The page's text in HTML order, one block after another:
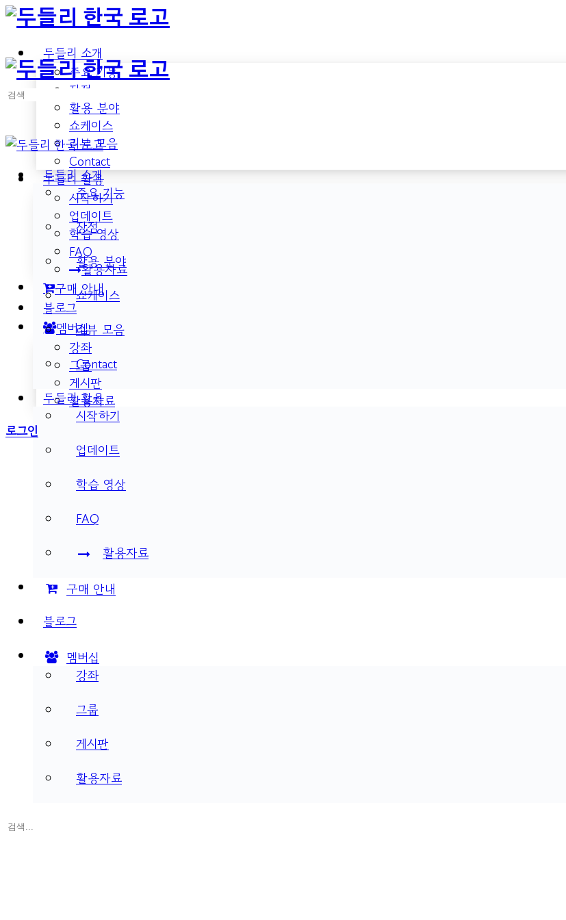
Toggle
Side
Panel
두들리 소개
주요 기능
장점
활용 분야
쇼케이스
리뷰 모음
Contact
두들리 활용
시작하기
업데이트
학습 영상
FAQ
활용자료
구매 안내
블로그
멤버십
강좌
그룹
게시판
활용자료
More
로그인
검
두들리 소개
주요 기능
장점
활용 분야
쇼케이스
리뷰 모음
Contact
두들리 활용
시작하기
업데이트
학습 영상
FAQ
활용자료
구매 안내
블로그
멤버십
강좌
그룹
게시판
활용자료
검